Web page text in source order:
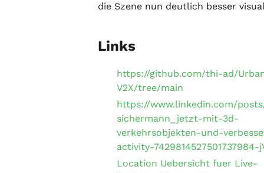
die Szene nun deutlich besser
Links
https://github.com/thi-ad/
V2X/tree/main
https://www.linkedin.com/
sichermann_jetzt-mit-3d-
verkehrsobjekten-und-
activity-7429814527501737984-
Location Uebersicht fuer Live-